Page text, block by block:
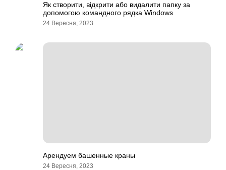
Як створити, відкрити або видалити папку за
допомогою командного рядка Windows
24 Вересня, 2023
Арендуем башенные краны
24 Вересня, 2023